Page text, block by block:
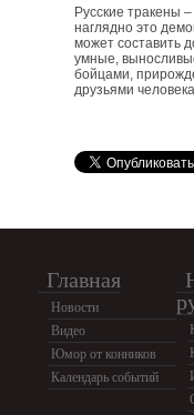
Русские тракены
наглядно это
может составить
умные,
бойцами,
друзьями
Главная
Новости
Видео
Юмор от конников
Календарь событий